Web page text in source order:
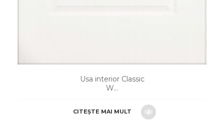
Usa interior Classic
W...
CITEȘTE MAI MULT